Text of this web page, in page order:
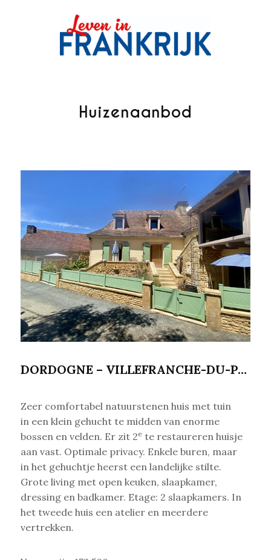
Huizenaanbod
DORDOGNE – VILLEFRANCHE-DU-PERIGORD
Zeer comfortabel natuurstenen huis met tuin
in een klein gehucht te midden van enorme
bossen en velden. Er zit 2ete restaureren huisje
aan vast. Optimale privacy. Enkele buren, maar
in het gehuchtje heerst een landelijke stilte.
Grote living metopen keuken, slaapkamer,
dressing en badkamer. Etage: 2 slaapkamers. In
het tweede huis een atelier en meerdere
vertrekken.